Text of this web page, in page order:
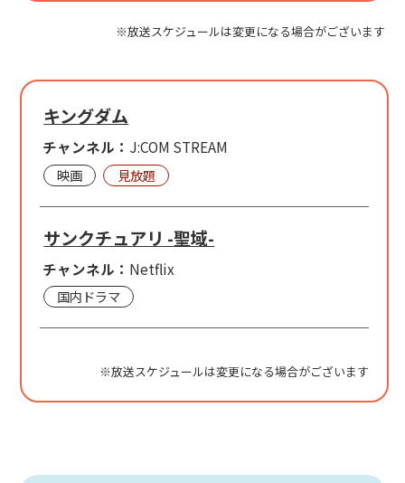
※放送スケジュールは変更になる場合がございます
キングダム
チャンネル： J:COM STREAM
映画 見放題
サンクチュアリ -聖域-
チャンネル： Netflix
国内ドラマ
※放送スケジュールは変更になる場合がございます